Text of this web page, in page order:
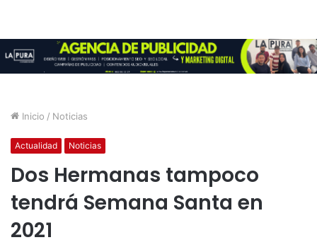
Inicio / Noticias
Actualidad Noticias
Dos Hermanas tampoco
tendrá Semana Santa en
2021